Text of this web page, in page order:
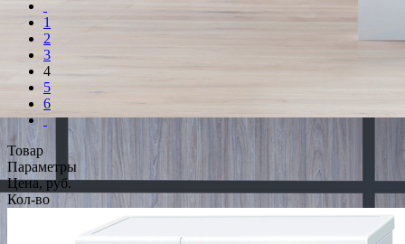
1
2
3
4
5
6
Товар
Параметры
Цена, руб.
Кол-во